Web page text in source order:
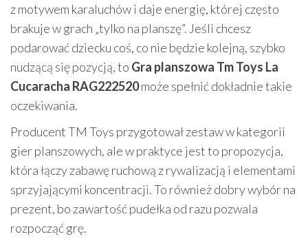
z motywem karaluchów i daje energię, której często
brakuje w grach „tylko na planszę”. Jeśli chcesz
podarować dziecku coś, co nie będzie kolejną, szybko
nudzącą się pozycją, to Gra planszowa Tm Toys La
Cucaracha RAG222520może spełnić dokładnie takie
oczekiwania.
Producent TM Toys przygotował zestaw w kategorii
gier planszowych, ale w praktyce jest to propozycja,
która łączy zabawę ruchową z rywalizacją i elementami
sprzyjającymi koncentracji. To również dobry wybór na
prezent, bo zawartość pudełka od razu pozwala
rozpocząć grę.